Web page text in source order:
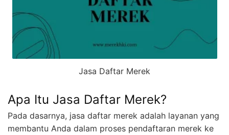
Jasa Daftar Merek
Apa Itu Jasa Daftar Merek?
Pada dasarnya, jasa daftar merek adalah layanan yang
membantu Anda dalam proses pendaftaran merek ke